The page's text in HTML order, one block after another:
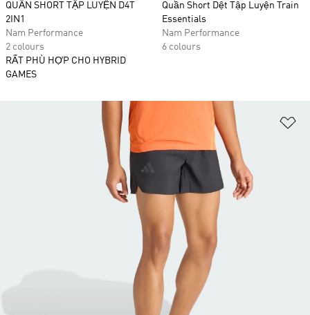
QUẦN SHORT TẬP LUYỆN D4T
2IN1
Nam Performance
2 colours
RẤT PHÙ HỢP CHO HYBRID
GAMES
Quần Short Dệt Tập Luyện Train
Essentials
Nam Performance
6 colours